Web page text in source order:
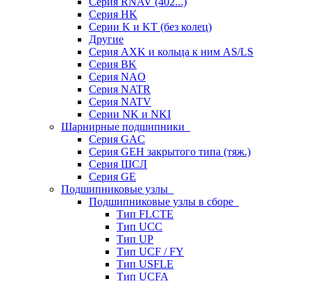
Серия HK
Серии K и KT (без колец)
Другие
Серия AXK и кольца к ним AS/LS
Серия BK
Серия NAO
Серия NATR
Серия NATV
Серии NK и NKI
Шарнирные подшипники
Серия GAC
Серия GEH закрытого типа (тяж.)
Серия ШСЛ
Серия GE
Подшипниковые узлы
Подшипниковые узлы в сборе
Тип FLCTE
Тип UCC
Тип UP
Тип UCF / FY
Тип USFLE
Тип UCFA